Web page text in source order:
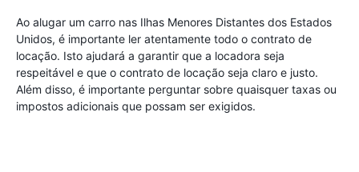
Ao alugar um carro nas Ilhas Menores Distantes dos Estados
Unidos, é importante ler atentamente todo o contrato de
locação. Isto ajudará a garantir que a locadora seja
respeitável e que o contrato de locação seja claro e justo.
Além disso, é importante perguntar sobre quaisquer taxas ou
impostos adicionais que possam ser exigidos.